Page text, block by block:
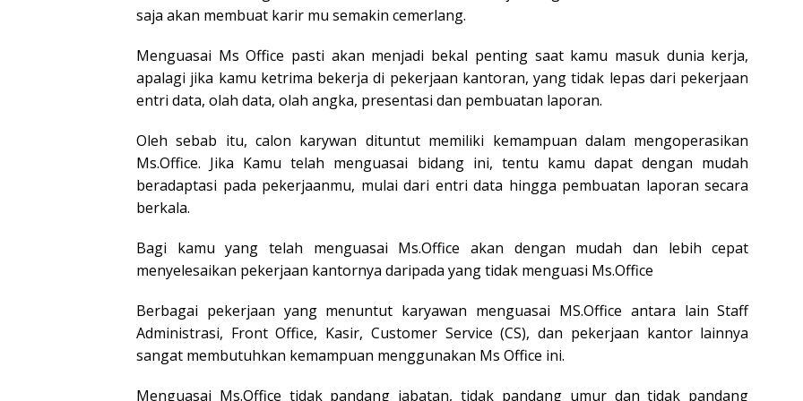
saja akan membuat karir mu semakin cemerlang.
Menguasai Ms Office pasti akan menjadi bekal penting saat kamu masuk dunia kerja,
apalagi jika kamu ketrima bekerja di pekerjaan kantoran, yang tidak lepas dari pekerjaan
entri data, olah data, olah angka, presentasi dan pembuatan laporan.
Oleh sebab itu, calon karywan dituntut memiliki kemampuan dalam mengoperasikan
Ms.Office. Jika Kamu telah menguasai bidang ini, tentu kamu dapat dengan mudah
beradaptasi pada pekerjaanmu, mulai dari entri data hingga pembuatan laporan secara
berkala.
Bagi kamu yang telah menguasai Ms.Office akan dengan mudah dan lebih cepat
menyelesaikan pekerjaan kantornya daripada yang tidak menguasi Ms.Office
Berbagai pekerjaan yang menuntut karyawan menguasai MS.Office antara lain Staff
Administrasi, Front Office, Kasir, Customer Service (CS), dan pekerjaan kantor lainnya
sangat membutuhkan kemampuan menggunakan Ms Office ini.
Menguasai Ms.Office tidak pandang jabatan, tidak pandang umur dan tidak pandang